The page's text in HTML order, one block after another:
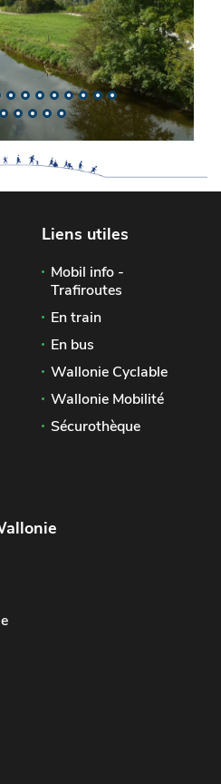
Liens utiles
Mobil info -
Trafiroutes
En train
En bus
Wallonie Cyclable
Wallonie Mobilité
Sécurothèque